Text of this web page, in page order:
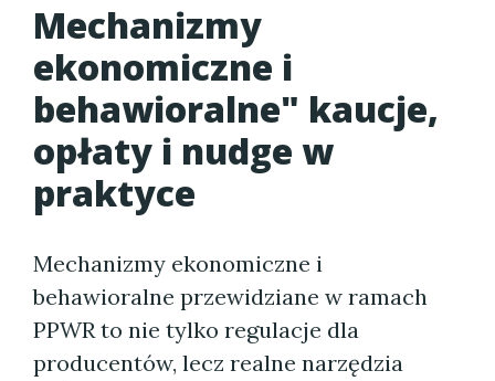
Mechanizmy
ekonomiczne i
behawioralne" kaucje,
opłaty i nudge w
praktyce
Mechanizmy ekonomiczne i
behawioralne przewidziane w ramach
PPWR to nie tylko regulacje dla
producentów, lecz realne narzędzia